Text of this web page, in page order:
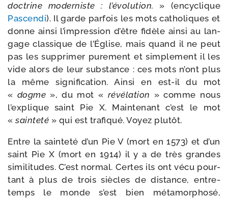
doc­trine moder­niste : l’é­vo­lu­tion. » (ency­clique
Pascendi). Il garde par­fois les mots catho­liques et
donne ain­si l’im­pres­sion d’être fidèle ain­si au lan­
gage clas­sique de l’Église, mais quand il ne peut
pas les sup­pri­mer pure­ment et sim­ple­ment il les
vide alors de leur sub­stance : ces mots n’ont plus
la même signi­fi­ca­tion. Ainsi en est-​il du mot
« dogme », du mot « révé­la­tion » comme nous
l’ex­plique saint Pie X. Maintenant c’est le mot
«sain­te­té » qui est tra­fi­qué. Voyez plutôt.
Entre la sain­te­té d’un Pie V (mort en 1573) et d’un
saint Pie X (mort en 1914) il y a de très grandes
simi­li­tudes. C’est nor­mal. Certes ils ont vécu pour­
tant à plus de trois siècles de dis­tance, entre-​
temps le monde s’est bien méta­mor­pho­sé,